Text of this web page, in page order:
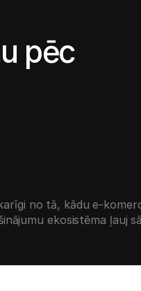
pēc
no tā, kādu e-
ekosistēma ļauj